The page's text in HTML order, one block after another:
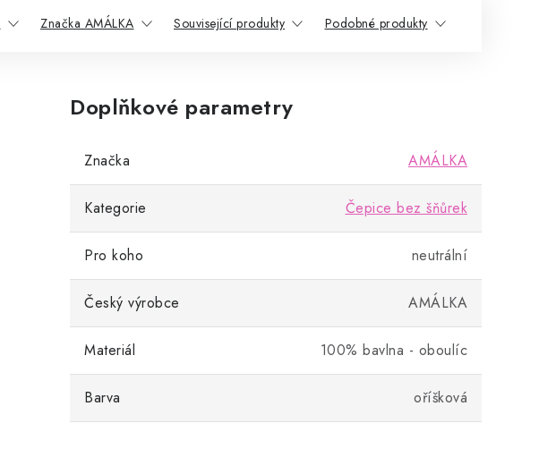
Značka AMÁLKA Související produkty Podobné produkty
Doplňkové parametry
Značka AMÁLKA
Kategorie Čepice bez šňůrek
Pro koho neutrální
Český výrobce AMÁLKA
Materiál 100% bavlna - oboulíc
Barva oříšková